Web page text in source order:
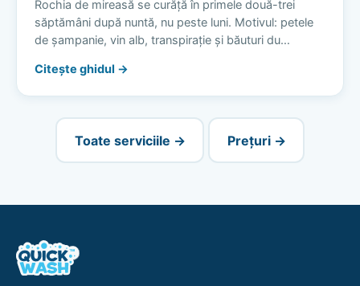
Rochia de mireasă se curăță în primele două-trei
săptămâni după nuntă, nu peste luni. Motivul: petele
de șampanie, vin alb, transpirație și băuturi du…
Citește ghidul →
Toate serviciile → Prețuri →